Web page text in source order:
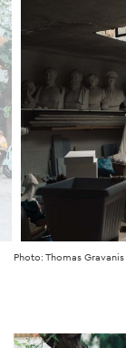
Photo: Thomas Gravanis